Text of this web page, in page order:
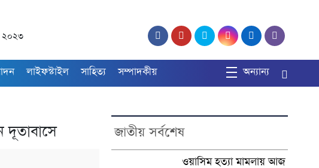
২০২৩
লাইফস্টাইল সাহিত্য সম্পাদকীয় অন্যান্য
দূতাবাসে জাতীয় সর্বশেষ
ওয়াসিম হত্যা মামলায় আজ